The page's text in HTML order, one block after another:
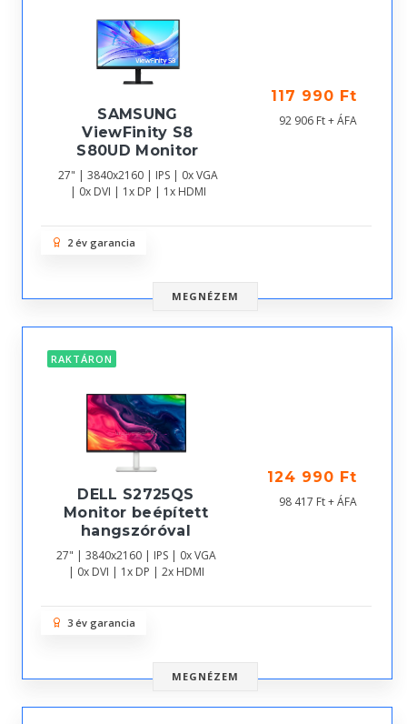
SAMSUNG
ViewFinity S8
S80UD Monitor
27" | 3840x2160 | IPS | 0x VGA
| 0x DVI | 1x DP | 1x HDMI
117 990 Ft
92 906 Ft + ÁFA
2 év garancia
MEGNÉZEM
RAKTÁRON
DELL S2725QS
Monitor beépített
hangszóróval
27" | 3840x2160 | IPS | 0x VGA
| 0x DVI | 1x DP | 2x HDMI
124 990 Ft
98 417 Ft + ÁFA
3 év garancia
MEGNÉZEM